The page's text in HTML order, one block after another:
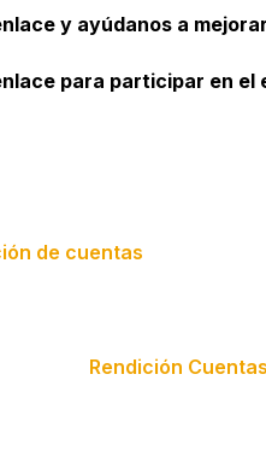
y ayúdanos a
para participar en el
de cuentas
Rendición